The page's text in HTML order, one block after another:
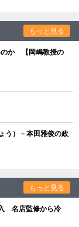
もっと見る
のか 【岡嶋教授の
う）－本田雅俊の政
もっと見る
名店監修から冷